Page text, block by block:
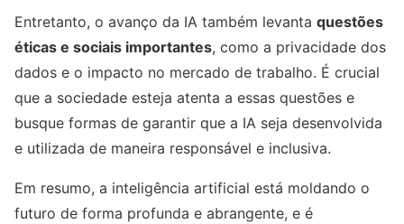
Entretanto, o avanço da IA também levanta questões
éticas e sociais importantes, como a privacidade dos
dados e o impacto no mercado de trabalho. É crucial
que a sociedade esteja atenta a essas questões e
busque formas de garantir que a IA seja desenvolvida
e utilizada de maneira responsável e inclusiva.
Em resumo, a inteligência artificial está moldando o
futuro de forma profunda e abrangente, e é